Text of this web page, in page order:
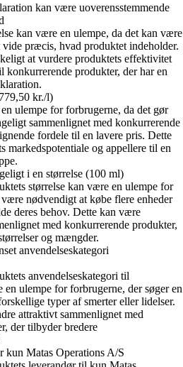
kan være uoverensstemmende
kan være en ulempe, da det kan være
præcis, hvad produktet indeholder.
at vurdere produktets effektivitet
produkter, der har en
kr./l)
ulempe for forbrugerne, da det gør
sammenlignet med konkurrerende
fordele til en lavere pris. Dette
markedspotentiale og appellere til en
i en størrelse (100 ml)
størrelse kan være en ulempe for
nødvendigt at købe flere enheder
deres behov. Dette kan være
med konkurrerende produkter,
og mængder.
anvendelseskategori
anvendelseskategori til
ulempe for forbrugerne, der søger en
typer af smerter eller lidelser.
attraktivt sammenlignet med
der tilbyder bredere
kun Matas Operations A/S